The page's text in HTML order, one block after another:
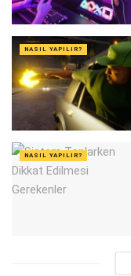
NASIL YAPILIR?
NASIL YAPILIR?